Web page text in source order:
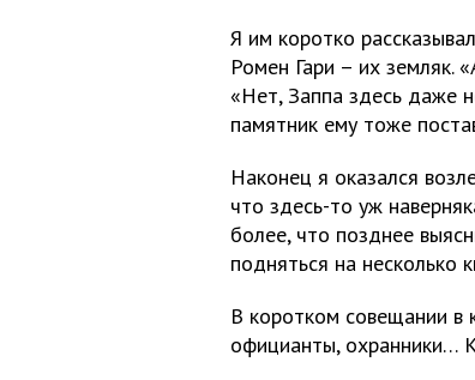
Я им коротко
Ромен Гари – их земляк.
«Нет, Заппа здесь даже
памятник ему тоже
Наконец я оказался
что здесь-то уж
более, что позднее
подняться на несколько
В коротком совещании в
официанты, охранники…